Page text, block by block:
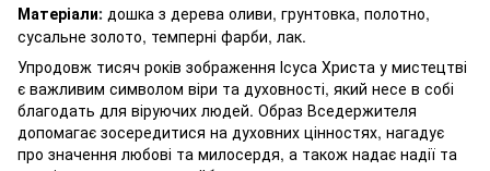
Матеріали: дошка з дерева оливи, грунтовка, полотно,
сусальне золото, темперні фарби, лак.
Упродовж тисяч років зображення Ісуса Христа у мистецтві
є важливим символом віри та духовності, який несе в собі
благодать для віруючих людей. Образ Вседержителя
допомагає зосередитися на духовних цінностях, нагадує
про значення любові та милосердя, а також надає надії та